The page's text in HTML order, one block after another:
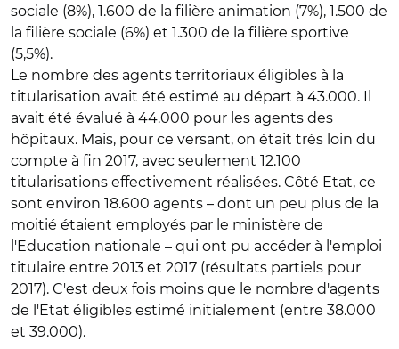
sociale (8%), 1.600 de la filière animation (7%), 1.500 de
la filière sociale (6%) et 1.300 de la filière sportive
(5,5%).
Le nombre des agents territoriaux éligibles à la
titularisation avait été estimé au départ à 43.000. Il
avait été évalué à 44.000 pour les agents des
hôpitaux. Mais, pour ce versant, on était très loin du
compte à fin 2017, avec seulement 12.100
titularisations effectivement réalisées. Côté Etat, ce
sont environ 18.600 agents – dont un peu plus de la
moitié étaient employés par le ministère de
l'Education nationale – qui ont pu accéder à l'emploi
titulaire entre 2013 et 2017 (résultats partiels pour
2017). C'est deux fois moins que le nombre d'agents
de l'Etat éligibles estimé initialement (entre 38.000
et 39.000).